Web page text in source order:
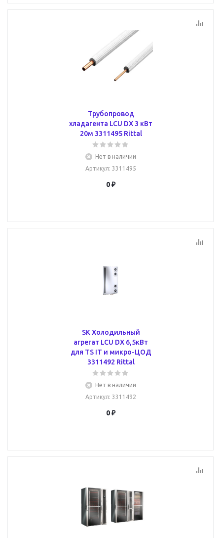
Трубопровод
хладагента LCU DX 3 кВт
20м 3311495 Rittal
Нет в наличии
Артикул: 3311495
0 ₽
SK Холодильный
агрегат LCU DX 6,5кВт
для TS IT и микро-ЦОД
3311492 Rittal
Нет в наличии
Артикул: 3311492
0 ₽